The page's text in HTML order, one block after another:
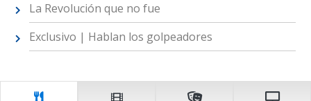
La Revolución que no fue
Exclusivo | Hablan los golpeadores